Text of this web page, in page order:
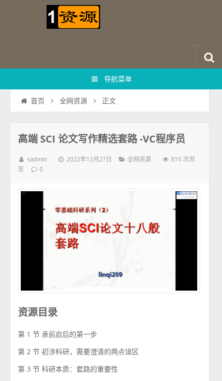
导航菜单
首页 全网资源 正文
高端 SCI 论文写作精选套路 -VC程序员
sadmin 2022年12月27日 全网资源
810 次浏
览
0
资源目录
第 1 节 承前启后的第一步
第 2 节 初涉科研，需要澄清的两点误区
第 3 节 科研本质：套路的重要性